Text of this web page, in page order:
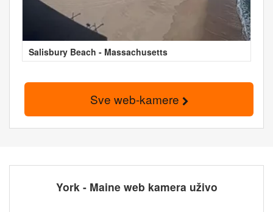
Salisbury Beach - Massachusetts
Sve web-kamere
York - Maine web kamera uživo